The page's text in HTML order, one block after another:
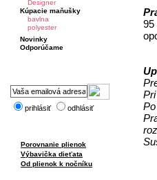
Designer
Kúpacie maňušky
bavlna
polyester
Novinky
Odporúčame
prihlásiť odhlásiť
Porovnanie plienok
Výbavička dieťata
Od plienok k nočníku
95